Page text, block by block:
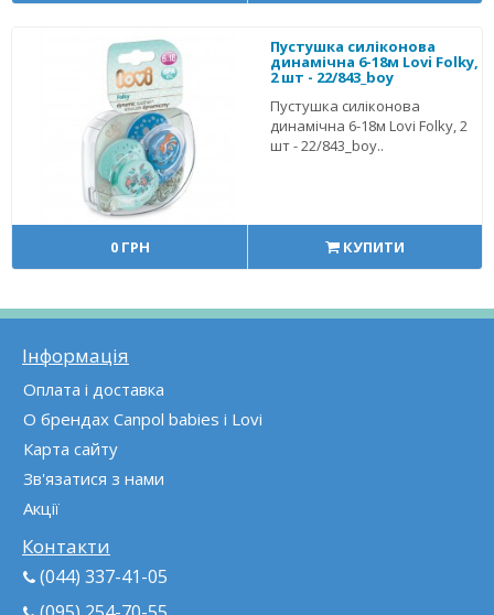
Пустушка силіконова
динамічна 6-18м Lovi Folky,
2 шт - 22/843_boy
Пустушка силіконова
динамічна 6-18м Lovi Folky, 2
шт - 22/843_boy..
0 ГРН КУПИТИ
Інформація
Оплата і доставка
О брендах Canpol babies і Lovi
Карта сайту
Зв'язатися з нами
Акції
Контакти
(044) 337-41-05